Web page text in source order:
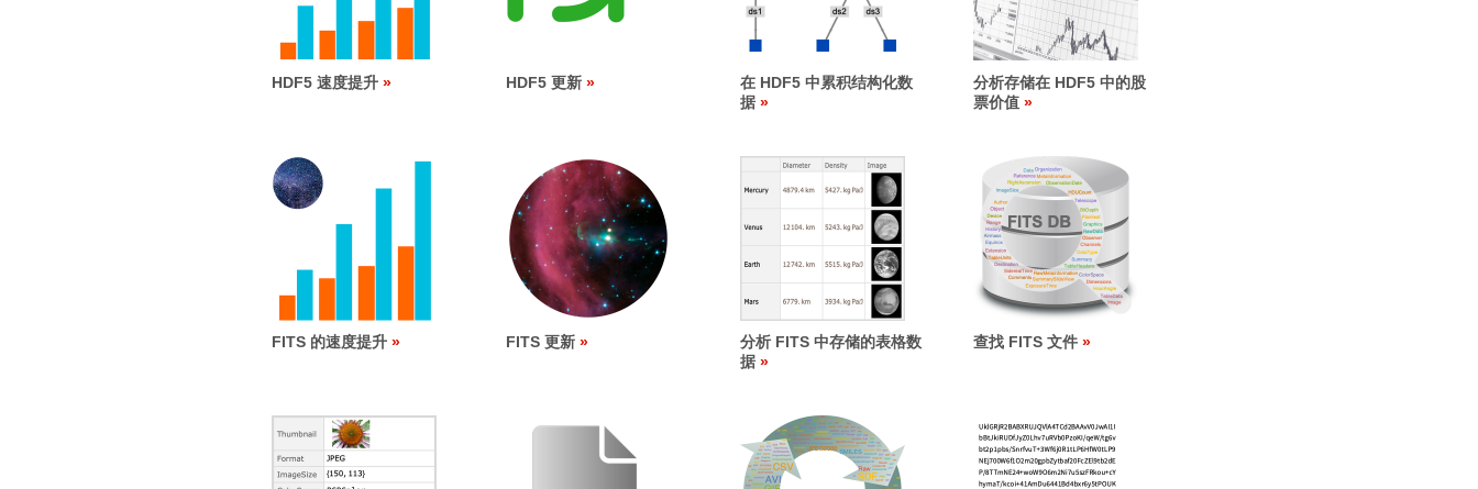
HDF5 速度提升 HDF5 更新
在 HDF5 中累积结构化数
据
分析存储在 HDF5 中的股
票价值
FITS 的速度提升 FITS 更新
分析 FITS 中存储的表格数
据
查找 FITS 文件